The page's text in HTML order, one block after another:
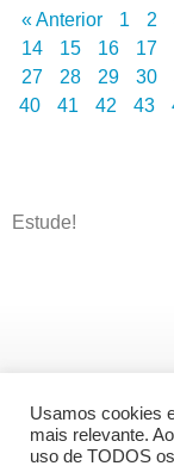
« Anterior 1 2
14
15 16 17
27
28 29 30
40
41 42 43
Estude!
Usamos cookies
mais relevante.
uso de TODOS